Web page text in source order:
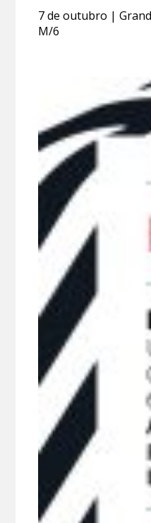
7 de outubro |
M/6